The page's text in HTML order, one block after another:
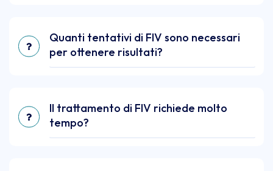
Quanti tentativi di FIV sono necessari
per ottenere risultati?
Il trattamento di FIV richiede molto
tempo?